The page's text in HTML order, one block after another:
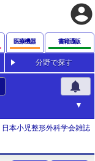
account_circle
医療機器 書籍通販
分野で探す
notifications
日本小児整形外科学会雑誌